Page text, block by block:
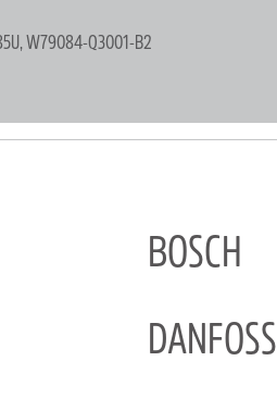
W79084-Q3001-B2
BOSCH
DANFOSS